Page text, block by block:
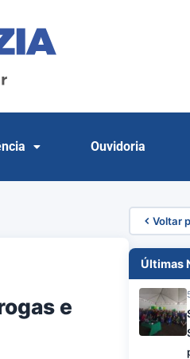
Ouvidoria
e
Voltar
Últimas